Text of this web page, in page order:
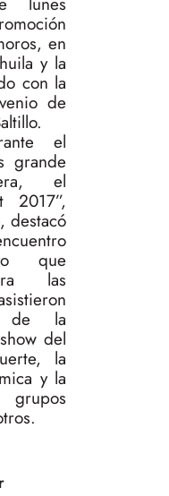
en
y la
con la
de
el
grande
el
2017”,
destacó
que
las
de la
del
la
y la
grupos